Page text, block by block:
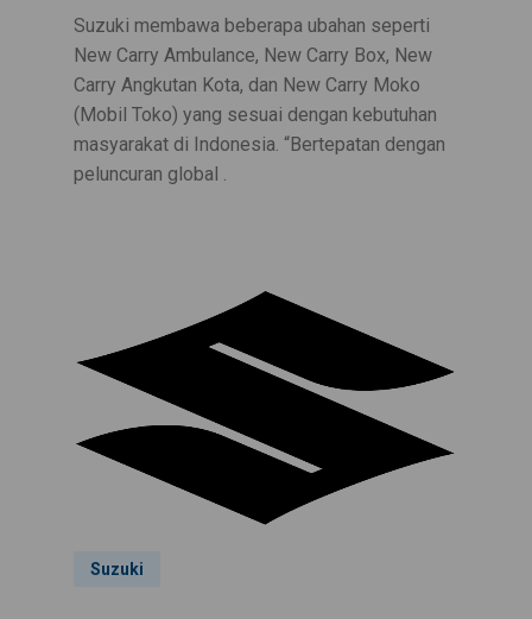
Suzuki membawa beberapa ubahan seperti
New Carry Ambulance, New Carry Box, New
Carry Angkutan Kota, dan New Carry Moko
(Mobil Toko) yang sesuai dengan kebutuhan
masyarakat di Indonesia. “Bertepatan dengan
peluncuran global .
Suzuki